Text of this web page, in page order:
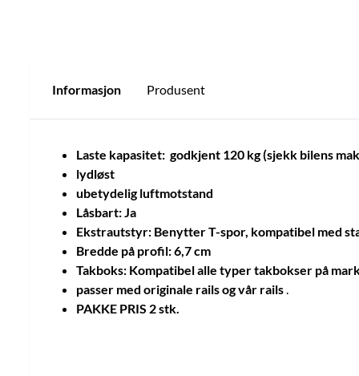
Informasjon Produsent
Laste kapasitet: godkjent 120 kg (sjekk bilens
lydløst
ubetydelig luftmotstand
Låsbart: Ja
Ekstrautstyr: Benytter T-spor, kompatibel med
Bredde på profil: 6,7 cm
Takboks: Kompatibel alle typer takbokser på
passer med originale rails og vår rails.
PAKKE PRIS 2 stk.